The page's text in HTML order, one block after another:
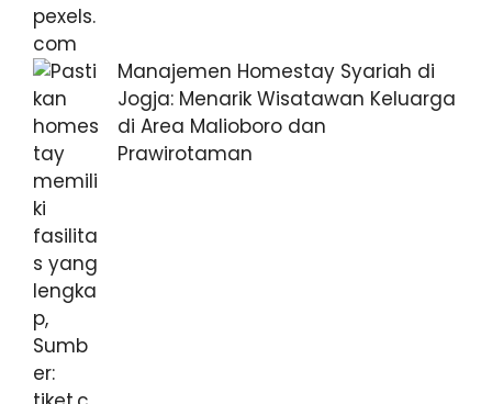
Manajemen Homestay Syariah di
Jogja: Menarik Wisatawan Keluarga
di Area Malioboro dan
Prawirotaman